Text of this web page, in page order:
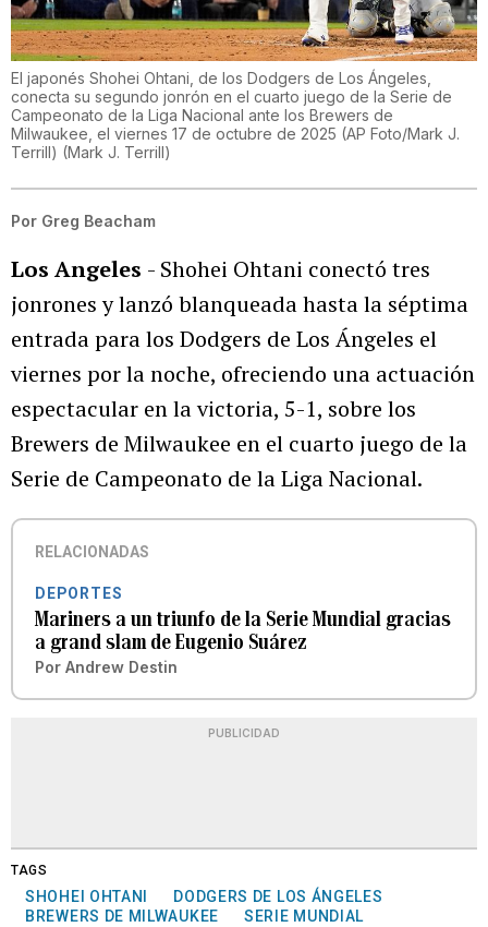
El japonés Shohei Ohtani, de los Dodgers de Los Ángeles,
conecta su segundo jonrón en el cuarto juego de la Serie de
Campeonato de la Liga Nacional ante los Brewers de
Milwaukee, el viernes 17 de octubre de 2025 (AP Foto/Mark J.
Terrill) (Mark J. Terrill)
Por Greg Beacham
Los Angeles - Shohei Ohtani conectó tres
jonrones y lanzó blanqueada hasta la séptima
entrada para los Dodgers de Los Ángeles el
viernes por la noche, ofreciendo una actuación
espectacular en la victoria, 5-1, sobre los
Brewers de Milwaukee en el cuarto juego de la
Serie de Campeonato de la Liga Nacional.
RELACIONADAS
DEPORTES
Mariners a un triunfo de la Serie Mundial gracias
a grand slam de Eugenio Suárez
Por Andrew Destin
PUBLICIDAD
TAGS
SHOHEI OHTANI
DODGERS DE LOS ÁNGELES
BREWERS DE MILWAUKEE
SERIE MUNDIAL